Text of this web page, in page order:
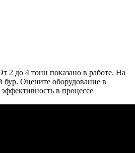
2 до 4 тонн показано в работе. На
Оцените оборудование в
в процессе